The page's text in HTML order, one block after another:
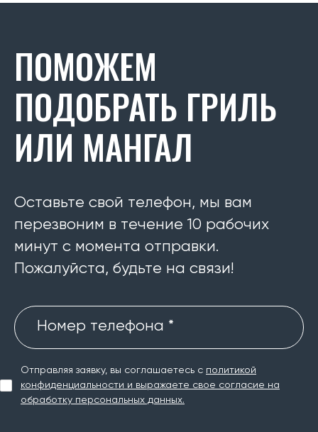
ПОМОЖЕМ
ПОДОБРАТЬ ГРИЛЬ
ИЛИ МАНГАЛ
Оставьте свой телефон, мы вам
перезвоним в течение 10 рабочих
минут с момента отправки.
Пожалуйста, будьте на связи!
Номер телефона *
Отправляя заявку, вы соглашаетесь с политикой
конфиденциальности и выражаете свое согласие на
обработку персональных данных.